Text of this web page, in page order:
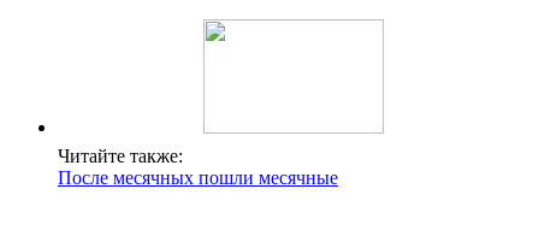
Читайте также:
После месячных пошли месячные